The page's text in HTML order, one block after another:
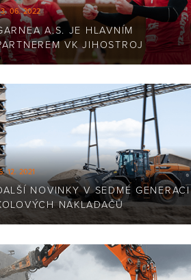
06. 2022
A.S. JE HLAVNÍM
VK JIHOSTROJ
12. 2021
NOVINKY V SEDMÉ GENERACI
NAKLADAČŮ